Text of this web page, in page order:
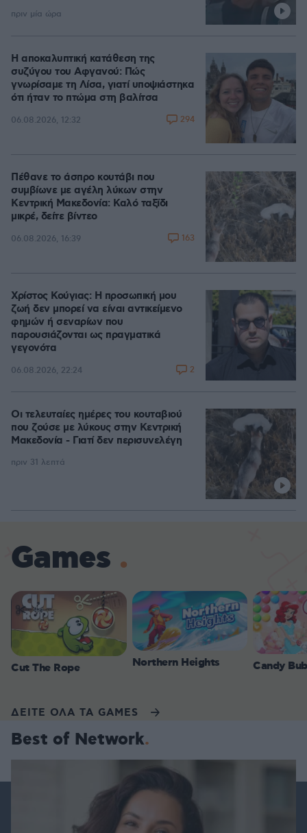
πριν μία ώρα
Η αποκαλυπτική κατάθεση της
συζύγου του Αφγανού: Πώς
γνωρίσαμε τη Λίσα, γιατί υποψιάστηκα
ότι ήταν το πτώμα στη βαλίτσα
06.08.2026, 12:32 294
Πέθανε το άσπρο κουτάβι που
συμβίωνε με αγέλη λύκων στην
Κεντρική Μακεδονία: Καλό ταξίδι
μικρέ, δείτε βίντεο
06.08.2026, 16:39 163
Χρίστος Κούγιας: Η προσωπική μου
ζωή δεν μπορεί να είναι αντικείμενο
φημών ή σεναρίων που
παρουσιάζονται ως πραγματικά
γεγονότα
06.08.2026, 22:24 2
Οι τελευταίες ημέρες του κουταβιού
που ζούσε με λύκους στην Κεντρική
Μακεδονία - Γιατί δεν περισυνελέγη
πριν 31 λεπτά
Games
Cut The Rope Northern Heights Candy
ΔΕΙΤΕ ΟΛΑ ΤΑ GAMES
Best of Network